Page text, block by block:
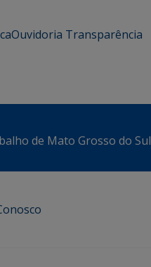
Ouvidoria Transparência
de Mato Grosso do Sul